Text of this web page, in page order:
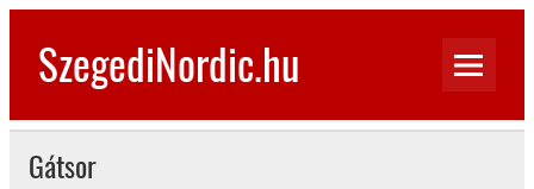
Skip
contentSzegediNordic.hu
Gátsor